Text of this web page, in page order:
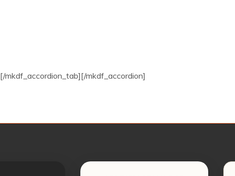
[/mkdf_accordion_tab][/mkdf_accordion]